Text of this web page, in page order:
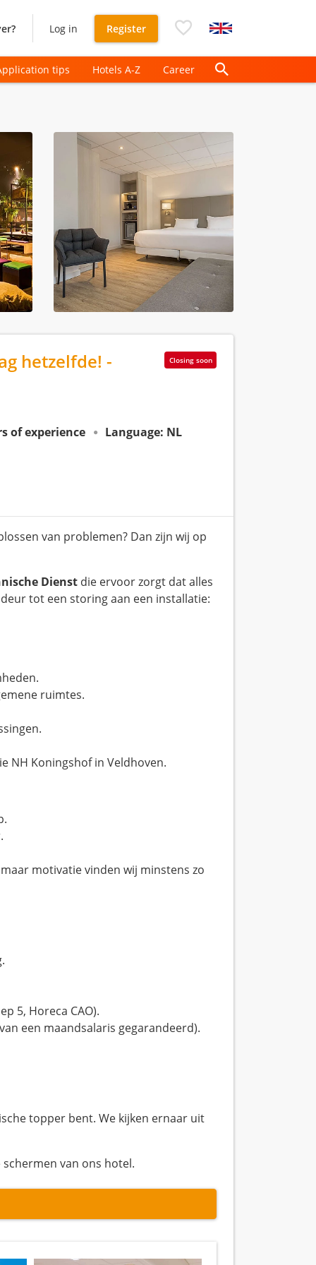
Log in Register
tips Hotels A-Z Career
Closing soon
hetzelfde! -
of experience Language: NL
van problemen? Dan zijn wij op
Dienst die ervoor zorgt dat alles
tot een storing aan een installatie:
ruimtes.
NH Koningshof in Veldhoven.
motivatie vinden wij minstens zo
5, Horeca CAO).
een maandsalaris gegarandeerd).
topper bent. We kijken ernaar uit
van ons hotel.